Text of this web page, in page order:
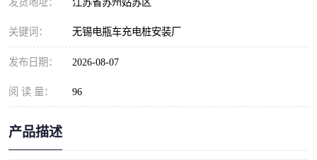
关键词： 无锡电瓶车充电桩安装厂
发布日期： 2026-08-07
阅 读 量： 96
产品描述